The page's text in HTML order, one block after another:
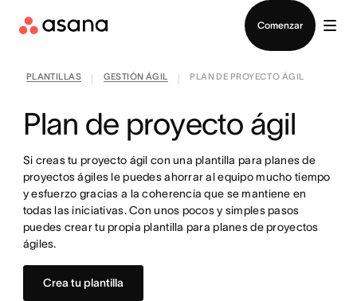
Comenzar
PLANTILLAS GESTIÓN ÁGIL PLAN DE PROYECTO ÁGIL
Plan de proyecto ágil
Si creas tu proyecto ágil con una plantilla para planes de
proyectos ágiles le puedes ahorrar al equipo mucho tiempo
y esfuerzo gracias a la coherencia que se mantiene en
todas las iniciativas. Con unos pocos y simples pasos
puedes crear tu propia plantilla para planes de proyectos
ágiles.
Crea tu plantilla